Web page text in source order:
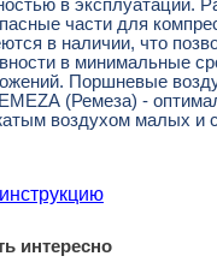
в эксплуатации.
части для
в наличии, что
в минимальные
Поршневые
(Ремеза) -
воздухом малых и
интересно